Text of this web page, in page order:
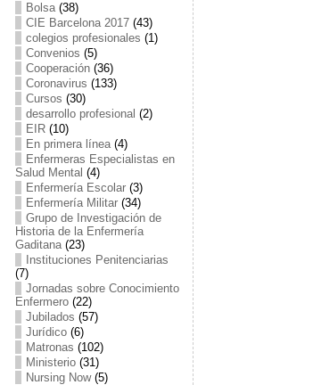
Bolsa(38)
CIE Barcelona 2017(43)
colegios profesionales (1)
Convenios (5)
Cooperación(36)
Coronavirus (133)
Cursos (30)
desarrollo profesional (2)
EIR(10)
En primera línea(4)
Enfermeras Especialistas en
Salud Mental (4)
Enfermería Escolar(3)
Enfermería Militar(34)
Grupo de Investigación de
Historia de la Enfermería
Gaditana(23)
Instituciones Penitenciarias
(7)
Jornadas sobre Conocimiento
Enfermero(22)
Jubilados (57)
Jurídico(6)
Matronas (102)
Ministerio(31)
Nursing Now(5)